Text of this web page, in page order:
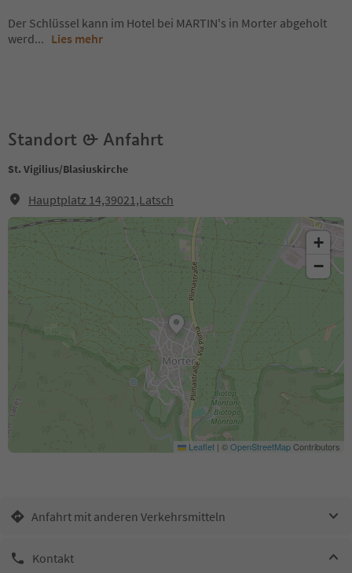
Der Schlüssel kann im Hotel bei MARTIN's in Morter abgeholt
werd... Lies mehr
Standort & Anfahrt
St. Vigilius/Blasiuskirche
Hauptplatz 14,39021,Latsch
+
−
Leaflet | ©OpenStreetMapContributors
Anfahrt mit anderen Verkehrsmitteln
Kontakt